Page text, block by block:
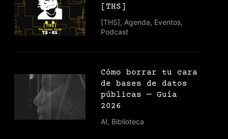
[THS]
[THS], Agenda, Eventos,
Podcast
Cómo borrar tu cara
de bases de datos
públicas — Guía
2026
AI, Biblioteca